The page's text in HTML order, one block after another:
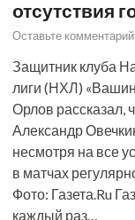
отсутствия
Оставьте комментарий
Защитник клуба
лиги (НХЛ)
Орлов рассказал,
Александр
несмотря на все
в матчах
Фото: Газета.Ru
каждый раз…